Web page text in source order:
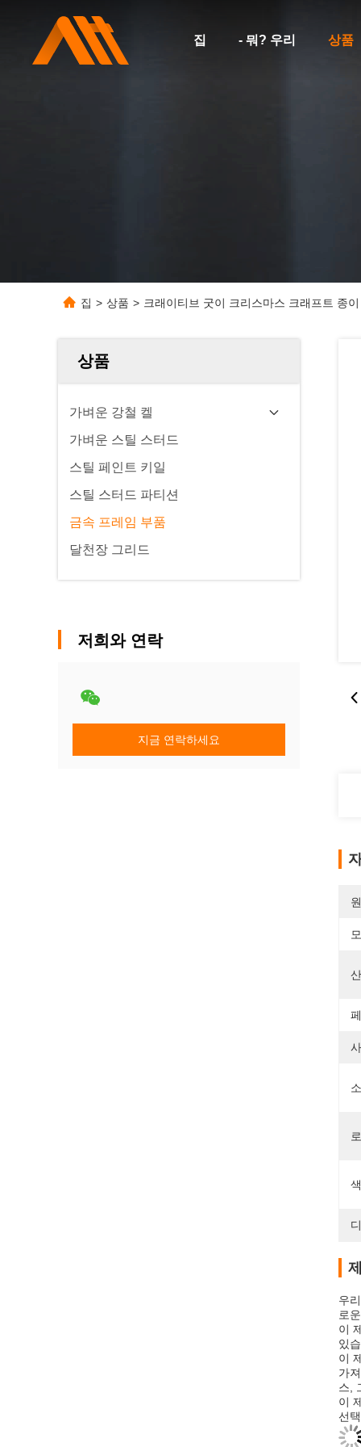
집 - 뭐? 우리 상품
집 > 상품 > 크래이티브 굿이 크리스마스 크래프트 종
상품
가벼운 강철 켈
가벼운 스틸 스터드
스틸 페인트 키일
스틸 스터드 파티션
금속 프레임 부품
달천장 그리드
저희와 연락
지금 연락하세요
우
로
이
있
이
가
스,
이
선